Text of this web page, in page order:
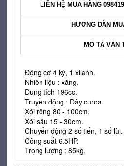
LIÊN HỆ MUA HÀNG
HƯỚNG DẪN
MÔ TẢ VẮN
Động cơ 4 kỳ, 1 xilanh.
Nhiên liệu : xăng.
Dung tích 196cc.
Truyền động : Dây curoa.
Xới rộng 80 - 100cm.
Xới sâu 15 - 30cm.
Chuyển động 2 số tiến, 1 số lùi.
Công suất 6.5HP.
Trọng lượng : 85kg.